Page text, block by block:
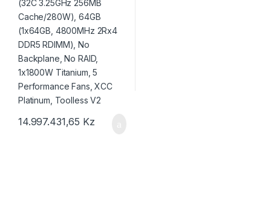
14.997.431,65 Kz